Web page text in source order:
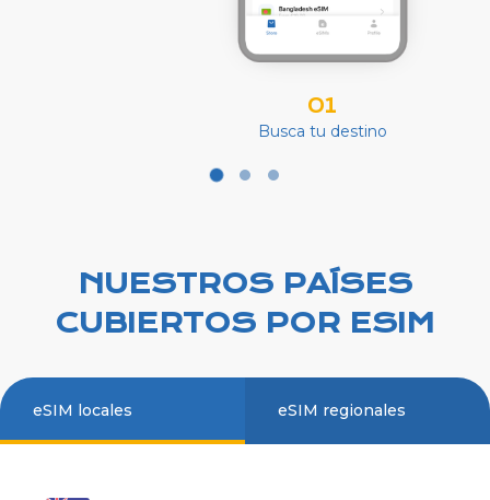
01
Busca tu destino
NUESTROS PAÍSES
CUBIERTOS POR ESIM
eSIM locales eSIM regionales